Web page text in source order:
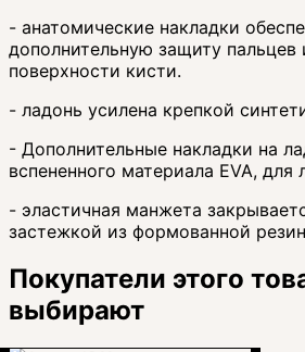
- анатомические накладки
дополнительную защиту пальцев
поверхности кисти.
- ладонь усилена крепкой
- Дополнительные накладки на
вспененного материала EVA,
- эластичная манжета
застежкой из формованной
Покупатели этого
выбирают